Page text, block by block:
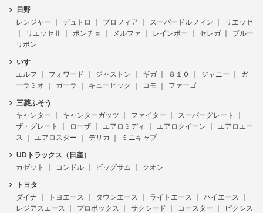
日野
レンジャー
デュトロ プロフィア スーパードルフィン
リエッセ
リエッセⅡ
ポンチョ メルファ レインボー セレガ
ブルー
リボン
いすゞ
エルフ
フォワード ジャストン ギガ ８１０ ジャニー
ガ
ーラミオ
ガーラ キュービック コモ ファーゴ
三菱ふそう
キャンター
キャンターガッツ ファイター
スーパーグレート
ザ・グレート
ローザ エアロミディ エアロクイーン
エアロエー
ス
エアロスター デリカ ミニキャブ
UDトラックス（日産）
カゼット
コンドル ビッグサム クオン
トヨタ
ダイナ
トヨエース タウンエース ライトエース
ハイエース
レジアスエース
プロボックス サクシード コースター ピクシス